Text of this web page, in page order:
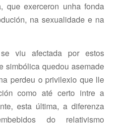
que exerceron unha fonda
na sexualidade e na
viu afectada por estos
simbólica quedou asemade
perdeu o privilexio que lle
como até certo intre a
esta última, a diferenza
do relativismo